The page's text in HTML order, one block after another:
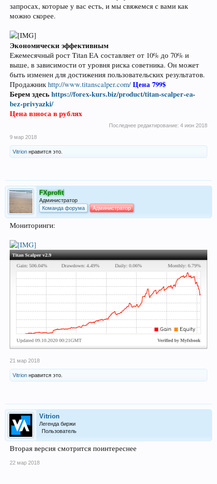
запросах, которые у вас есть, и мы свяжемся с вами как
можно скорее.
Экономически эффективным
Ежемесячный рост Titan EA составляет от 10% до 70% и
выше, в зависимости от уровня риска советника. Он может
быть изменен для достижения пользовательских результатов.
Продажникhttp://www.titanscalper.com/ Цена 799$
Берем здесьhttps://forex-kurs.biz/product/titan-scalper-ea-
bez-privyazki/
Цена взноса в рублях
Последнее редактирование: 4 июн 2018
9 мар 2018
Vitrion нравится это.
FXprofit
Администратор
Команда форума
Администратор
Мониторинги:
21 мар 2018
Vitrion нравится это.
Vitrion
Легенда биржи
Пользователь
Вторая версия смотрится поинтереснее
22 мар 2018